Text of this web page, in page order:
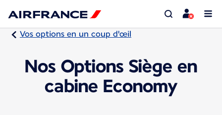
Vos options en un coup d'œil
Nos Options Siège en
cabine Economy